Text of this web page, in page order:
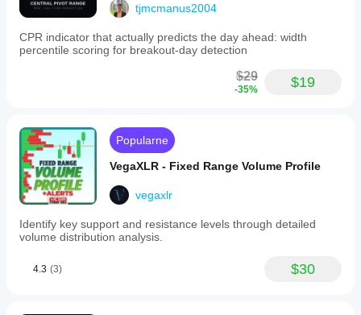
tjmcmanus2004
CPR indicator that actually predicts the day ahead: width
percentile scoring for breakout-day detection
$29
-35% $19
Popularne
VegaXLR - Fixed Range Volume Profile
vegaxlr
Identify key support and resistance levels through detailed
volume distribution analysis.
4.3 (3) $30